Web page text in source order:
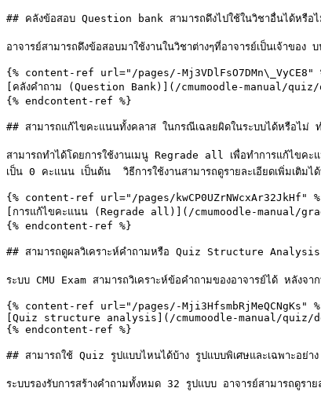
## คลังข้อสอบ Question bank สามารถดึงไปใช้ในวิชาอื่นได้หรือไ
อาจารย์สามารถดึงข้อสอบมาใช้งานในวิชาต่างๆที่อาจารย์เป็นเจ้าขอ
{% content-ref url="/pages/-Mj3VDlFsO7DMn\_VyCE8"
[คลังคำถาม (Question Bank)](/cmumoodle-manual/
{% endcontent-ref %}
## สามารถแก้ไขคะแนนทั้งคลาส ในกรณีเฉลยผิดในระบบได้หรือไม่ ท
สามารถทำได้โดยการใช้งานเมนู Regrade all เพื่อทำการแก้ไขค
เป็น 0 คะแนน เป็นต้น  วิธีการใช้งานสามารถดูรายละเอียดเพิ่มเติมไ
{% content-ref url="/pages/kwCP0UZrNWcxAr32JkHf"
[การแก้ไขคะแนน (Regrade all)](/cmumoodle-manual/
{% endcontent-ref %}
## สามารถดูผลวิเคราะห์คำถามหรือ Quiz Structure
ระบบ CMU Exam สามารถวิเคราะห์ข้อคำถามของอาจารย์ได้ หลั
{% content-ref url="/pages/-Mji3HfsmbRjMeQCNgKs"
[Quiz structure analysis](/cmumoodle-manual/
{% endcontent-ref %}
## สามารถใช้ Quiz รูปแบบไหนได้บ้าง รูปแบบพิเศษและเฉพาะอย่า
ระบบรองรับการสร้างคำถามทั้งหมด 32 รูปแบบ อาจารย์สามารถดูรา